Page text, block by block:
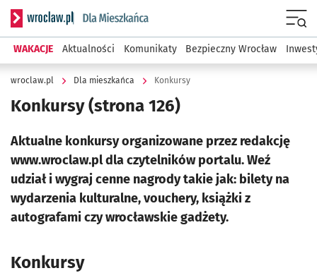
Serwis informacyjny wroclaw.pl podserwis: Dla mieszkańca
WAKACJE Aktualności Komunikaty Bezpieczny Wrocław
wroclaw.pl Dla mieszkańca Konkursy
Konkursy(strona 126)
Aktualne konkursy organizowane przez redakcję
www.wroclaw.pl dla czytelników portalu. Weź
udział i wygraj cenne nagrody takie jak: bilety na
wydarzenia kulturalne, vouchery, książki z
autografami czy wrocławskie gadżety.
Konkursy